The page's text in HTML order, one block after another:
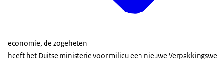
economie, de zogeheten
heeft het Duitse ministerie voor milieu een nieuwe